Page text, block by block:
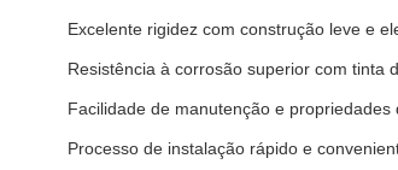
Excelente rigidez com construção leve e
Resistência à corrosão superior com tinta
Facilidade de manutenção e
Processo de instalação rápido e